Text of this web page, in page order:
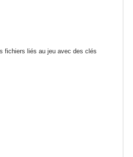
fichiers liés au jeu avec des clés